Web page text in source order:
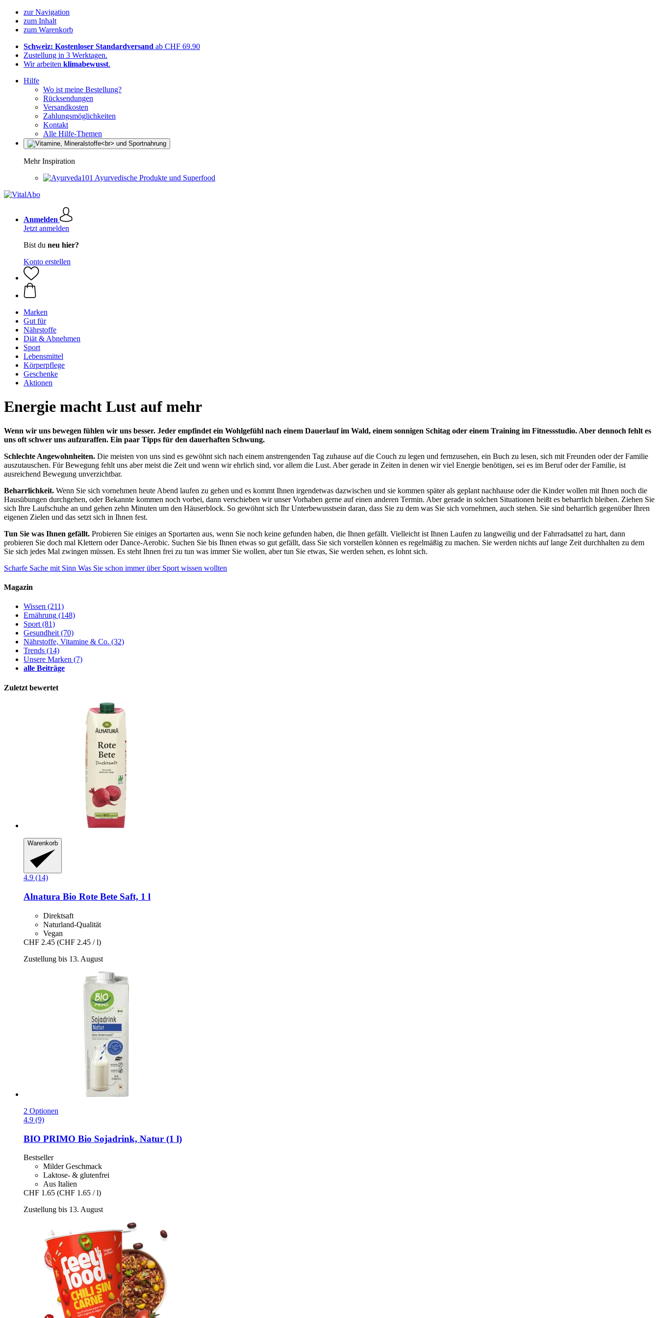
zur Navigation
zum Inhalt
zum Warenkorb
Schweiz: Kostenloser Standardversand ab CHF 69.90
Zustellung in 3 Werktagen.
Wir arbeiten klimabewusst.
Hilfe
Wo ist meine Bestellung?
Rücksendungen
Versandkosten
Zahlungsmöglichkeiten
Kontakt
Alle Hilfe-Themen
Mehr Inspiration
Ayurvedische Produkte und Superfood
Anmelden
Jetzt anmelden
Bist du neu hier?
Konto erstellen
Marken
Gut für
Nährstoffe
Diät & Abnehmen
Sport
Lebensmittel
Körperpflege
Geschenke
Aktionen
Energie macht Lust auf mehr
Wenn wir uns bewegen fühlen wir uns besser. Jeder empfindet ein Wohlgefühl nach einem Dauerlauf im Wald, einem sonnigen Schitag oder einem Training im Fitnessstudio. Aber dennoch fehlt es
uns oft schwer uns aufzuraffen. Ein paar Tipps für den dauerhaften Schwung.
Schlechte Angewohnheiten. Die meisten von uns sind es gewöhnt sich nach einem anstrengenden Tag zuhause auf die Couch zu legen und fernzusehen, ein Buch zu lesen, sich mit Freunden oder der Familie
auszutauschen. Für Bewegung fehlt uns aber meist die Zeit und wenn wir ehrlich sind, vor allem die Lust. Aber gerade in Zeiten in denen wir viel Energie benötigen, sei es im Beruf oder der Familie, ist
ausreichend Bewegung unverzichtbar.
Beharrlichkeit. Wenn Sie sich vornehmen heute Abend laufen zu gehen und es kommt Ihnen irgendetwas dazwischen und sie kommen später als geplant nachhause oder die Kinder wollen mit Ihnen noch die
Hausübungen durchgehen, oder Bekannte kommen noch vorbei, dann verschieben wir unser Vorhaben gerne auf einen anderen Termin. Aber gerade in solchen Situationen heißt es beharrlich bleiben. Ziehen Sie
sich Ihre Laufschuhe an und gehen zehn Minuten um den Häuserblock. So gewöhnt sich Ihr Unterbewusstsein daran, dass Sie zu dem was Sie sich vornehmen, auch stehen. Sie sind beharrlich gegenüber Ihren
eigenen Zielen und das setzt sich in Ihnen fest.
Tun Sie was Ihnen gefällt. Probieren Sie einiges an Sportarten aus, wenn Sie noch keine gefunden haben, die Ihnen gefällt. Vielleicht ist Ihnen Laufen zu langweilig und der Fahrradsattel zu hart, dann
probieren Sie doch mal Klettern oder Dance-Aerobic. Suchen Sie bis Ihnen etwas so gut gefällt, dass Sie sich vorstellen können es regelmäßig zu machen. Sie werden nichts auf lange Zeit durchhalten zu dem
Sie sich jedes Mal zwingen müssen. Es steht Ihnen frei zu tun was immer Sie wollen, aber tun Sie etwas, Sie werden sehen, es lohnt sich.
Scharfe Sache mit Sinn Was Sie schon immer über Sport wissen wollten
Magazin
Wissen (211)
Ernährung (148)
Sport(81)
Gesundheit(70)
Nährstoffe, Vitamine & Co. (32)
Trends (14)
Unsere Marken (7)
alle Beiträge
Zuletzt bewertet
Warenkorb
4.9 (14)
Alnatura Bio Rote Bete Saft, 1 l
Direktsaft
Naturland-Qualität
Vegan
CHF 2.45 (CHF 2.45 / l)
Zustellung bis 13. August
2 Optionen
4.9 (9)
BIO PRIMO Bio Sojadrink, Natur (1 l)
Bestseller
Milder Geschmack
Laktose- & glutenfrei
Aus Italien
CHF 1.65 (CHF 1.65 / l)
Zustellung bis 13. August